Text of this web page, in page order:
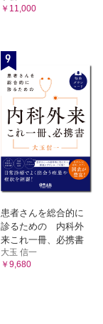
￥11,000
9
患者さんを総合的に
診るための 内科外
来これ一冊、必携書
大玉 信一
￥9,680